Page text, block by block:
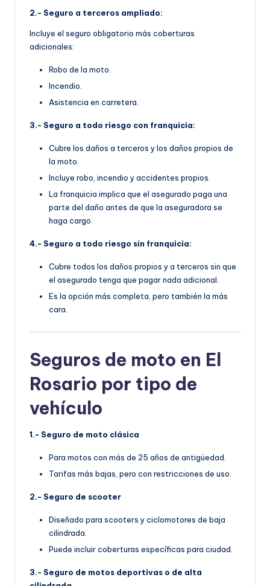
2.- Seguro a terceros ampliado:
Incluye el seguro obligatorio más coberturas
adicionales:
Robo de la moto.
Incendio.
Asistencia en carretera.
3.- Seguro a todo riesgo con franquicia:
Cubre los daños a terceros y los daños propios de
la moto.
Incluye robo, incendio y accidentes propios.
La franquicia implica que el asegurado paga una
parte del daño antes de que la aseguradora se
haga cargo.
4.- Seguro a todo riesgo sin franquicia:
Cubre todos los daños propios y a terceros sin que
el asegurado tenga que pagar nada adicional.
Es la opción más completa, pero también la más
cara.
Seguros de moto en El
Rosario por tipo de
vehículo
1.- Seguro de moto clásica
Para motos con más de 25 años de antigüedad.
Tarifas más bajas, pero con restricciones de uso.
2.- Seguro de scooter
Diseñado para scooters y ciclomotores de baja
cilindrada.
Puede incluir coberturas específicas para ciudad.
3.- Seguro de motos deportivas o de alta